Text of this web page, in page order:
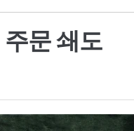
문 쇄도